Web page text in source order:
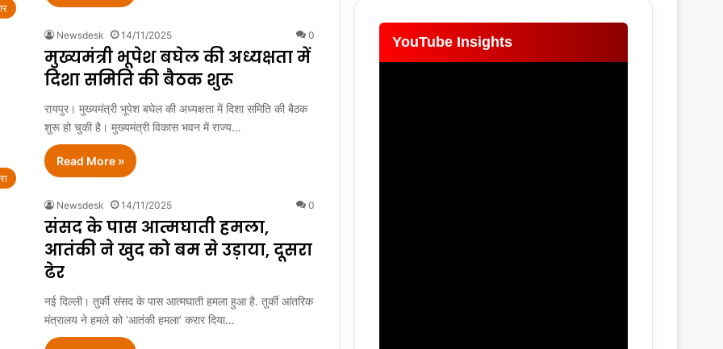
Newsdesk 14/11/2025 0
मुख्यमंत्री भूपेश बघेल की अध्यक्षता में
दिशा समिति की बैठक शुरू
रायपुर। मुख्यमंत्री भूपेश बघेल की अध्यक्षता में दिशा समिति की बैठक
शुरू हो चुकी है। मुख्यमंत्री विकास भवन में राज्य…
Read More »
Newsdesk 14/11/2025 0
संसद के पास आत्मघाती हमला,
आतंकी ने खुद को बम से उड़ाया, दूसरा
ढेर
नई दिल्ली। तुर्की संसद के पास आत्मघाती हमला हुआ है. तुर्की आंतरिक
मंत्रालय ने हमले को ‘आतंकी हमला’ करार दिया…
YouTube Insights